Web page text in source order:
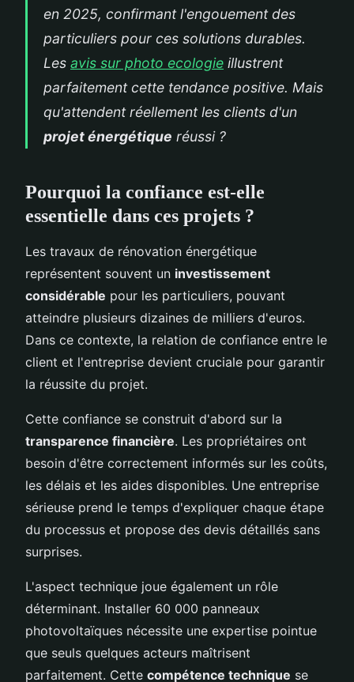
en 2025, confirmant l'engouement des
particuliers pour ces solutions durables.
Les avis sur photo ecologie illustrent
parfaitement cette tendance positive. Mais
qu'attendent réellement les clients d'un
projet énergétique réussi ?
Pourquoi la confiance est-elle
essentielle dans ces projets ?
Les travaux de rénovation énergétique
représentent souvent un investissement
considérable pour les particuliers, pouvant
atteindre plusieurs dizaines de milliers d'euros.
Dans ce contexte, la relation de confiance entre le
client et l'entreprise devient cruciale pour garantir
la réussite du projet.
Cette confiance se construit d'abord sur la
transparence financière. Les propriétaires ont
besoin d'être correctement informés sur les coûts,
les délais et les aides disponibles. Une entreprise
sérieuse prend le temps d'expliquer chaque étape
du processus et propose des devis détaillés sans
surprises.
L'aspect technique joue également un rôle
déterminant. Installer 60 000 panneaux
photovoltaïques nécessite une expertise pointue
que seuls quelques acteurs maîtrisent
parfaitement. Cette compétence technique se